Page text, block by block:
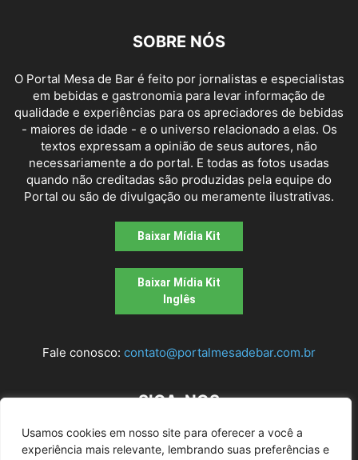
Usamos cookies em nosso site para oferecer a você a
experiência mais relevante, lembrando suas preferências e
SOBRE NÓS
O Portal Mesa de Bar é feito por jornalistas e especialistas
em bebidas e gastronomia para levar informação de
qualidade e experiências para os apreciadores de bebidas
- maiores de idade - e o universo relacionado a elas. Os
textos expressam a opinião de seus autores, não
necessariamente a do portal. E todas as fotos usadas
quando não creditadas são produzidas pela equipe do
Portal ou são de divulgação ou meramente ilustrativas.
Baixar Mídia Kit
Baixar Mídia Kit
Inglês
Fale conosco: contato@portalmesadebar.com.br
SIGA-NOS